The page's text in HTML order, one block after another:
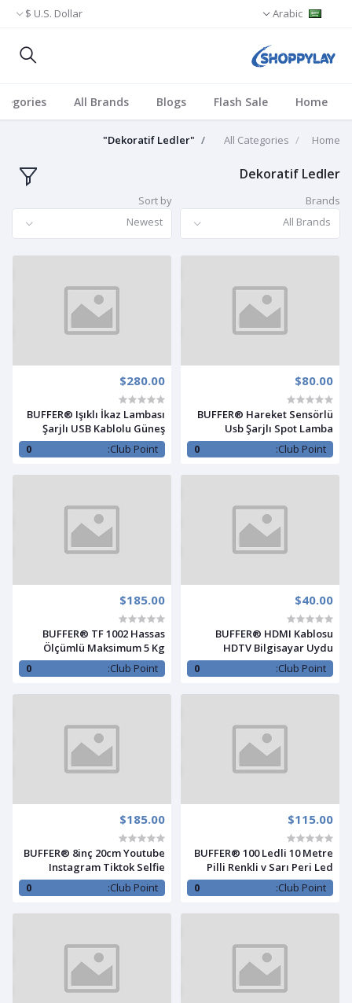
Arabic
U.S. Dollar $
Home
Flash Sale
Blogs
All Brands
Home
All Categories
"Dekoratif Ledler"
Dekoratif Ledler
Brands
All Brands
Sort by
Newest
$80.00
BUFFER® Hareket Sensörlü
Usb Şarjlı Spot Lamba
Mıknatıslı ve Yapışkanlı Gün
Işığı Renk Led
Club Point:
0
$280.00
BUFFER® Işıklı İkaz Lambası
Şarjlı USB Kablolu Güneş
Enerjili Çok Amaçlı Reflektör
Club Point:
0
$40.00
BUFFER® HDMI Kablosu
HDTV Bilgisayar Uydu
Görüntü Ses Full HD Sargılı
Görüntü Aktarma Kablosu
Club Point:
0
$185.00
BUFFER® TF 1002 Hassas
Ölçümlü Maksimum 5 Kg
Kapasiteli Led Ekran Platin
Dijital Mutfak Tartısı
Club Point:
0
$115.00
BUFFER® 100 Ledli 10 Metre
Pilli Renkli v Sarı Peri Led
Dekoratif Aydınlatma (8
Fonksiyonlu)
Club Point:
0
$185.00
BUFFER® 8inç 20cm Youtube
Instagram Tiktok Selfie
Stüdyo Video Fotoğraf Ring
Light Tripod Led Halk
Club Point:
0